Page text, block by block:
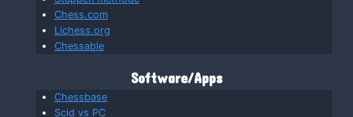
Chess.com
Lichess.org
Chessable
Software/Apps
Chessbase
Scid vs PC